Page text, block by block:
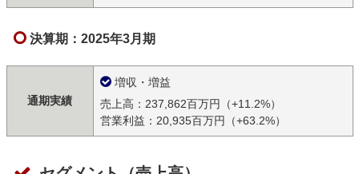
決算期：2025年3月期
通期実績
増収・増益
売上高：237,862百万円（+11.2%）
営業利益：20,935百万円（+63.2%）